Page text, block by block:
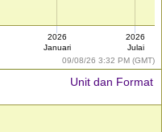
09/08/26 3:32 PM (GMT)
2026
Januari
2026
Julai
Unit dan Format